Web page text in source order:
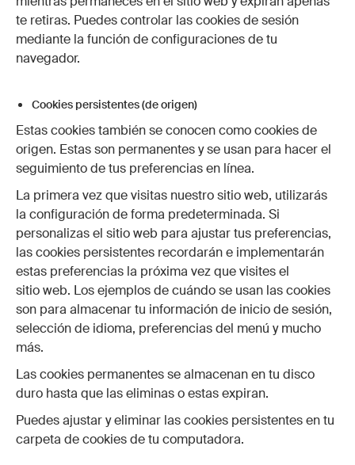
te retiras. Puedes controlar las cookies de sesión
mediante la función de configuraciones de tu
navegador.
Cookies persistentes (de origen)
Estas cookies también se conocen como cookies de
origen. Estas son permanentes y se usan para hacer el
seguimiento de tus preferencias en línea.
La primera vez que visitas nuestro sitio web, utilizarás
la configuración de forma predeterminada. Si
personalizas el sitio web para ajustar tus preferencias,
las cookies persistentes recordarán e implementarán
estas preferencias la próxima vez que visites el
sitio web. Los ejemplos de cuándo se usan las cookies
son para almacenar tu información de inicio de sesión,
selección de idioma, preferencias del menú y mucho
más.
Las cookies permanentes se almacenan en tu disco
duro hasta que las eliminas o estas expiran.
Puedes ajustar y eliminar las cookies persistentes en tu
carpeta de cookies de tu computadora.